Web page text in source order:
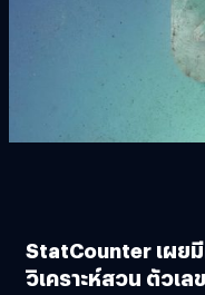
StatCounter เผย
วิเคราะห์สวน ตัวเล